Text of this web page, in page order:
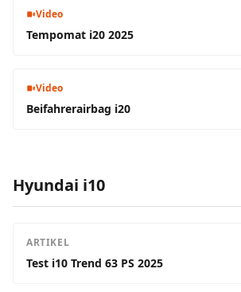
Video
Tempomat i20 2025
Video
Beifahrerairbag i20
Hyundai i10
ARTIKEL
Test i10 Trend 63 PS 2025